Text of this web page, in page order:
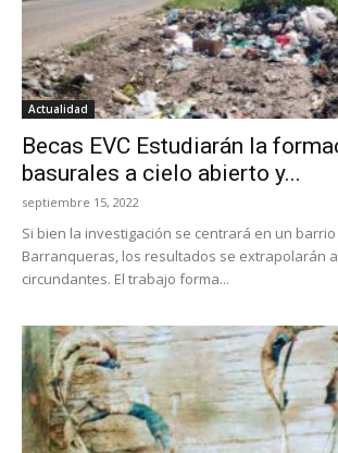
Actualidad
Becas EVC Estudiarán la
basurales a cielo abierto y...
septiembre 15, 2022
Si bien la investigación se centrará en un
Barranqueras, los resultados se extrapolarán
circundantes. El trabajo forma...